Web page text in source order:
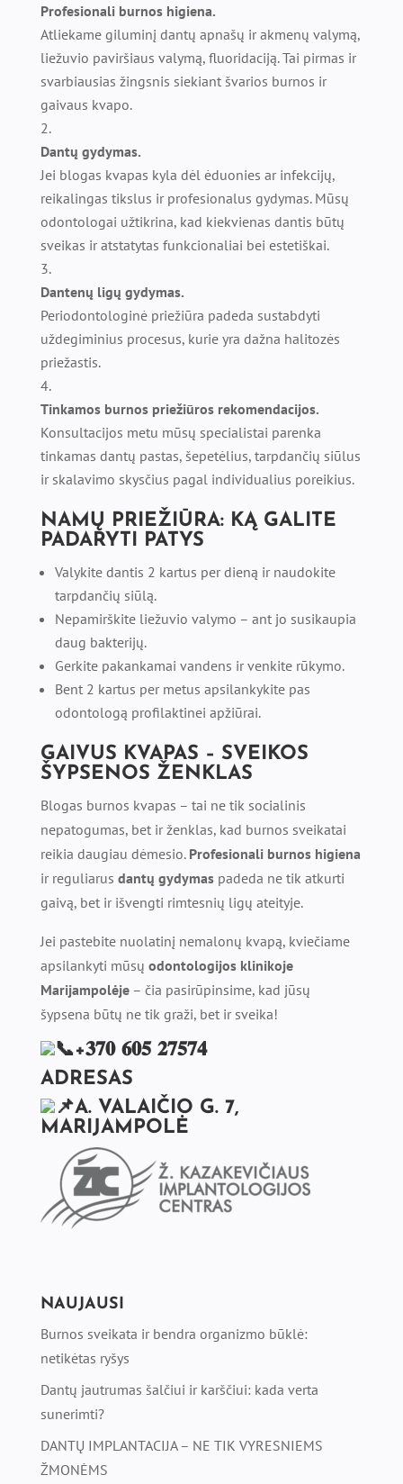
Profesionali burnos higiena.
Atliekame giluminį dantų apnašų ir akmenų valymą,
liežuvio paviršiaus valymą, fluoridaciją. Tai pirmas ir
svarbiausias žingsnis siekiant švarios burnos ir
gaivaus kvapo.
Dantų gydymas.
Jei blogas kvapas kyla dėl ėduonies ar infekcijų,
reikalingas tikslus ir profesionalus gydymas. Mūsų
odontologai užtikrina, kad kiekvienas dantis būtų
sveikas ir atstatytas funkcionaliai bei estetiškai.
Dantenų ligų gydymas.
Periodontologinė priežiūra padeda sustabdyti
uždegiminius procesus, kurie yra dažna halitozės
priežastis.
Tinkamos burnos priežiūros rekomendacijos.
Konsultacijos metu mūsų specialistai parenka
tinkamas dantų pastas, šepetėlius, tarpdančių siūlus
ir skalavimo skysčius pagal individualius poreikius.
NAMŲ PRIEŽIŪRA: KĄ GALITE
PADARYTI PATYS
Valykite dantis 2 kartus per dieną ir naudokite
tarpdančių siūlą.
Nepamirškite liežuvio valymo – ant jo susikaupia
daug bakterijų.
Gerkite pakankamai vandens ir venkite rūkymo.
Bent 2 kartus per metus apsilankykite pas
odontologą profilaktinei apžiūrai.
GAIVUS KVAPAS – SVEIKOS
ŠYPSENOS ŽENKLAS
Blogas burnos kvapas – tai ne tik socialinis
nepatogumas, bet ir ženklas, kad burnos sveikatai
reikia daugiau dėmesio. Profesionali burnos higiena
ir reguliarus dantų gydymaspadeda ne tik atkurti
gaivą, bet ir išvengti rimtesnių ligų ateityje.
Jei pastebite nuolatinį nemalonų kvapą, kviečiame
apsilankyti mūsų odontologijos klinikoje
Marijampolėje– čia pasirūpinsime, kad jūsų
šypsena būtų ne tik graži, bet ir sveika!
+𝟑𝟕𝟎 𝟔𝟎𝟓 𝟐𝟕𝟓𝟕𝟒
ADRESAS
A. VALAIČIO G. 7,
MARIJAMPOLĖ
NAUJAUSI
Burnos sveikata ir bendra organizmo būklė:
netikėtas ryšys
Dantų jautrumas šalčiui ir karščiui: kada verta
sunerimti?
DANTŲ IMPLANTACIJA – NE TIK VYRESNIEMS
ŽMONĖMS